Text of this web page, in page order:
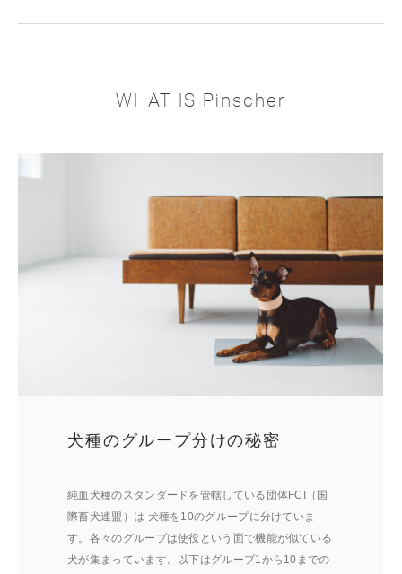
WHAT IS Pinscher
ミニチュア・ピンシャーの歴史
ミニチュア・ピンシャーの歴史をご紹介します。
VIEW MORE
犬種のグループ分けの秘密
純血犬種のスタンダードを管轄している団体FCI（国
際畜犬連盟）は 犬種を10のグループに分けていま
す。各々のグループは使役という面で機能が似ている
犬が集まっています。以下はグループ1から10までの
グループ2 牧畜犬と農場犬
グループ別の歴史をご紹介。グループ2は牧畜犬と農
場犬。
VIEW MORE